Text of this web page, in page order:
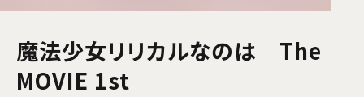
魔法少女リリカルなのは The
MOVIE 1st